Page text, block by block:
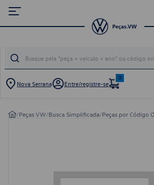
Nova Serrana Entre/registre-se
0
/Peças VW/Busca Simplificada/Peças por Código